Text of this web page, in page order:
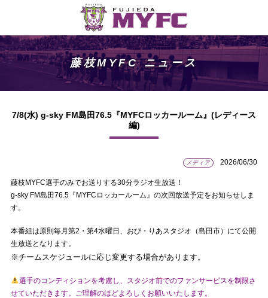
藤枝MYFC ニュース
7/8(水) g-sky FM島田76.5『MYFCロッカールーム』(レディース
編)
メディア 2026/06/30
藤枝MYFC選手のみでお送りする30分ラジオ生放送！
g-sky FM島田76.5『MYFCロッカールーム』の次回放送予定をお知らせしま
す。
本番組は原則毎月第2・第4水曜日、おび・りあスタジオ（島田市）にて公開
生放送となります。
※チームスケジュールに応じ変更する場合があります。
選手のコンディションを考慮し、スタジオ前でのファンサービスを制限さ
せていただきます。ご理解のほどよろしくお願いいたします。